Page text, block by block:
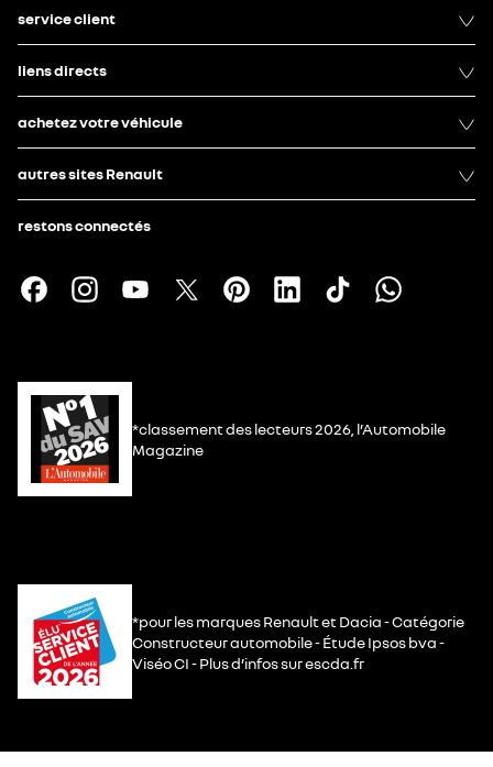
service client
liens directs
achetez votre véhicule
autres sites Renault
restons connectés
*classement des lecteurs 2026, l’Automobile
Magazine
*pour les marques Renault et Dacia - Catégorie
Constructeur automobile - Étude Ipsos bva -
Viséo CI - Plus d’infos sur escda.fr